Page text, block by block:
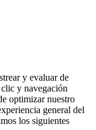
y evaluar de
y navegación
optimizar nuestro
general del
los siguientes